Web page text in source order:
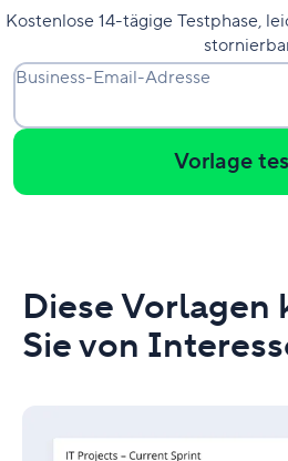
Kostenlose 14-tägige Testphase,
Business-Email-Adresse
Vorlage
Diese Vorlagen
Sie von